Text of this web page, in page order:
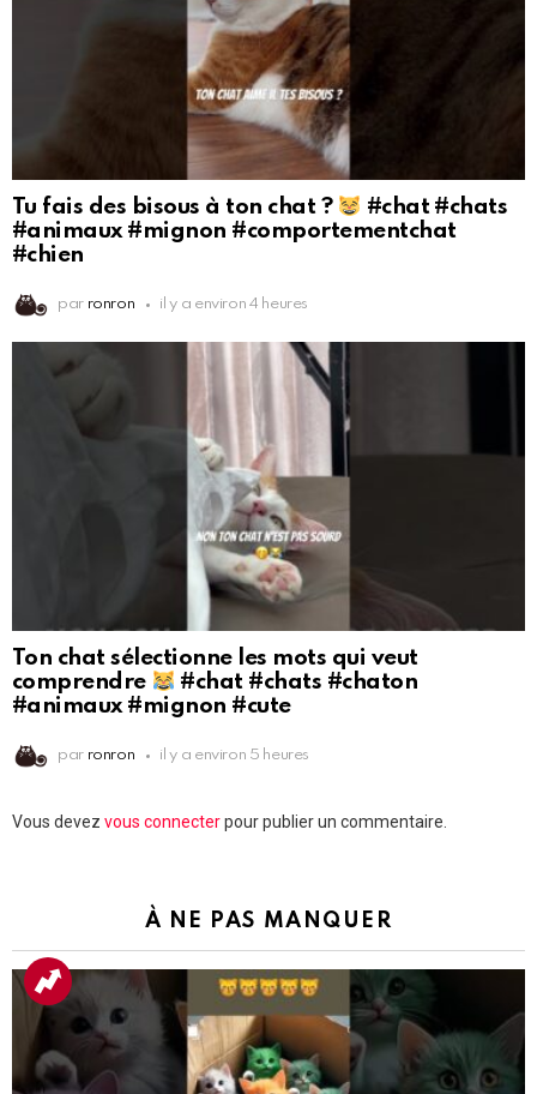
Tu fais des bisous à ton chat ?
#chat #chats
#animaux #mignon #comportementchat
#chien
par ronron il y a environ 4 heures
Ton chat sélectionne les mots qui veut
comprendre
#chat #chats #chaton
#animaux #mignon #cute
par ronron il y a environ 5 heures
Laisser
Vous devez vous connecterpour publier un commentaire.
À NE PAS MANQUER